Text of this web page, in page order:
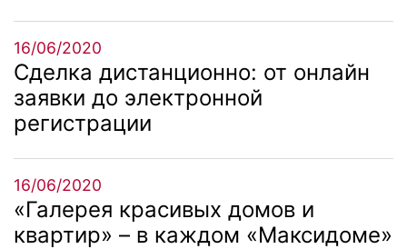
16/06/2020
Сделка дистанционно: от онлайн
заявки до электронной
регистрации
16/06/2020
«Галерея красивых домов и
квартир» – в каждом «Максидоме»